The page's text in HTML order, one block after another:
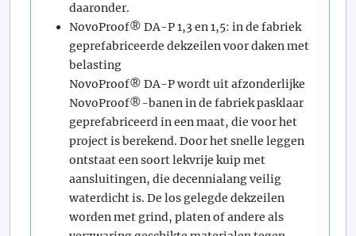
daaronder.
NovoProof® DA-P 1,3 en 1,5: in de fabriek
geprefabriceerde dekzeilen voor daken met
belasting
NovoProof® DA-P wordt uit afzonderlijke
NovoProof®-banen in de fabriek pasklaar
geprefabriceerd in een maat, die voor het
project is berekend. Door het snelle leggen
ontstaat een soort lekvrije kuip met
aansluitingen, die decennialang veilig
waterdicht is. De los gelegde dekzeilen
worden met grind, platen of andere als